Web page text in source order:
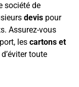
société de
devis pour
Assurez-vous
les cartons et
toute